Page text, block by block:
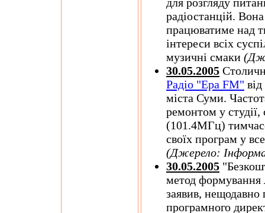
радіостанцій.
працюватиме над
інтереси всіх
музичні смаки
30.05.2005
Радіо "Ера FM"
міста Суми.
ремонтом у
(101.4МГц)
своїх програм у
(Джерело:
30.05.2005
метод формування
заявив,
програмного